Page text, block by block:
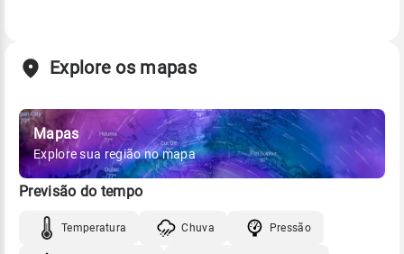
Explore os mapas
Mapas
Explore sua região no mapa
Previsão do tempo
Temperatura Chuva Pressão